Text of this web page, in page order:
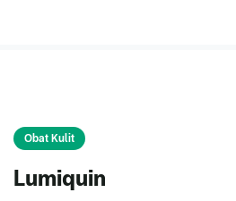
Obat Kulit
Lumiquin